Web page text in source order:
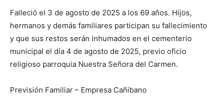
Falleció el 3 de agosto de 2025 a los 69 años. Hijos,
hermanos y demás familiares participan su fallecimiento
y que sus restos serán inhumados en el cementerio
municipal el día 4 de agosto de 2025, previo oficio
religioso parroquia Nuestra Señora del Carmen.
Previsión Familiar – Empresa Cañibano